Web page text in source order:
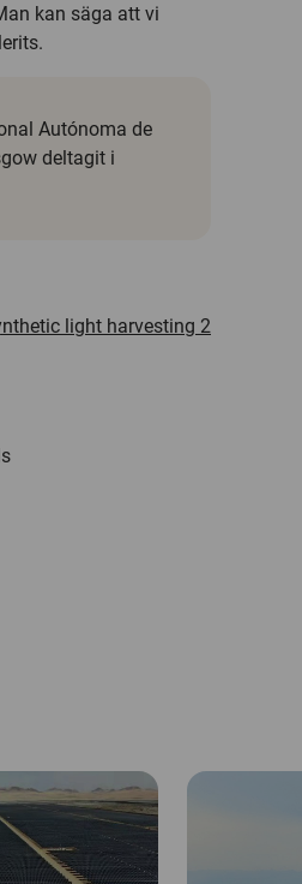
kan säga att vi
Autónoma de
deltagit i
light harvesting 2